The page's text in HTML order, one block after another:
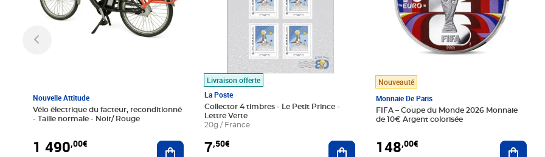
Nouvelle Attitude
Vélo électrique du facteur, reconditionné
- Taille normale - Noir/ Rouge
1 490,00€ Ajouter au panier
Livraison offerte
La Poste
Collector 4 timbres - Le Petit Prince -
Lettre Verte
20g / France
7,50€ Ajouter au panier
Nouveauté
Monnaie De Paris
FIFA – Coupe du Monde 2026 Monnaie
de 10€ Argent colorisée
148,00€